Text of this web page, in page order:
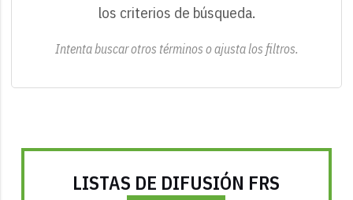
los criterios de búsqueda.
Intenta buscar otros términos o ajusta los filtros.
LISTAS DE DIFUSIÓN FRS